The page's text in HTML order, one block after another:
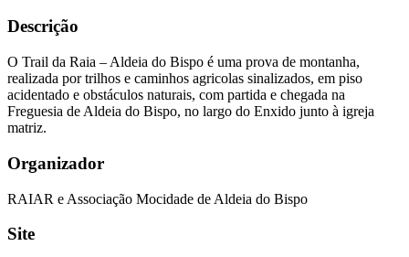
Descrição
O Trail da Raia – Aldeia do Bispo é uma prova de montanha,
realizada por trilhos e caminhos agricolas sinalizados, em piso
acidentado e obstáculos naturais, com partida e chegada na
Freguesia de Aldeia do Bispo, no largo do Enxido junto à igreja
matriz.
Organizador
RAIAR e Associação Mocidade de Aldeia do Bispo
Site